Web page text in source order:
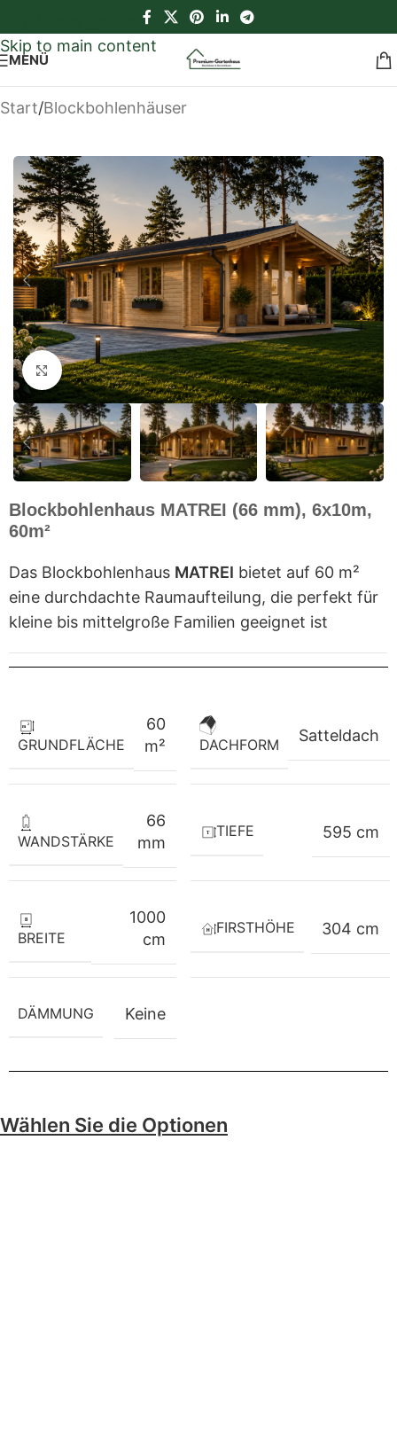
Skip to main content
MENÜ
Start/Blockbohlenhäuser
Klick zum Vergrößern
Blockbohlenhaus MATREI (66 mm), 6x10m,
60m²
Das Blockbohlenhaus MATREI bietet auf 60 m²
eine durchdachte Raumaufteilung, die perfekt für
kleine bis mittelgroße Familien geeignet ist
GRUNDFLÄCHE
60
m²
DACHFORM
Satteldach
WANDSTÄRKE
66
mm
TIEFE 595 cm
BREITE
1000
cm
FIRSTHÖHE 304 cm
DÄMMUNG Keine
Wählen Sie die Optionen